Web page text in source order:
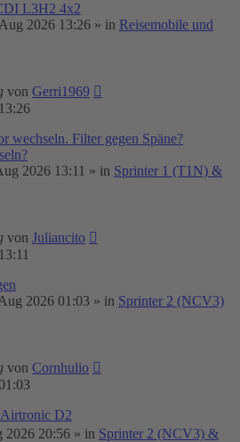
L3H2 4x2
2026 13:26 » in Reisemobile und
von Gerri1969
wechseln. Filter gegen Späne?
2026 13:11 » in Sprinter 1 (T1N) &
von Juliancito
2026 01:03 » in Sprinter 2 (NCV3)
von Cornhulio
Airtronic D2
2026 20:56 » in Sprinter 2 (NCV3) &